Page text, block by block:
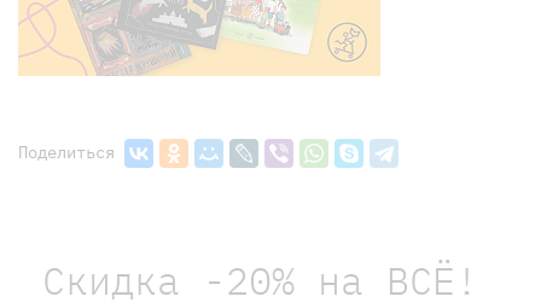
Поделиться
Скидка -20% на ВСЁ!